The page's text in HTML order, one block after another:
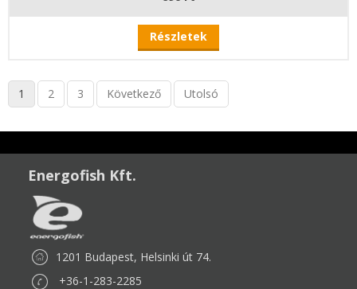
Részletek
1 2 3 Következő Utolsó
Energofish Kft.
1201 Budapest, Helsinki út 74.
+36-1-283-2285